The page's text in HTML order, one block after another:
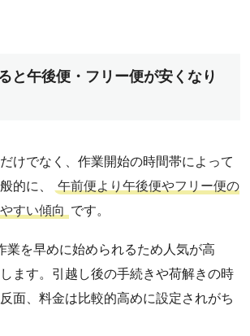
と午後便・フリー便が安くなり
けでなく、作業開始の時間帯によって
的に、
午前便より午後便やフリー便の
すい傾向 です。
業を早めに始められるため人気が高
ます。引越し後の手続きや荷解きの時
面、料金は比較的高めに設定されがち